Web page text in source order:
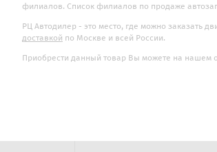
филиалов. Список филиалов по продаже
РЦ Автодилер - это место, где можно заказать
доставкой по Москве и всей России.
Приобрести данный товар Вы можете на нашем